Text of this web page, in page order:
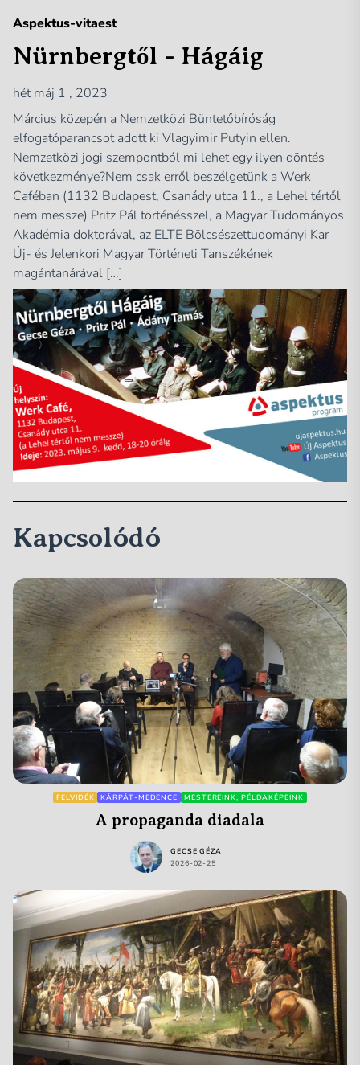
Aspektus-vitaest
Nürnbergtől - Hágáig
hét máj 1 , 2023
Március közepén a Nemzetközi Büntetőbíróság
elfogatóparancsot adott ki Vlagyimir Putyin ellen.
Nemzetközi jogi szempontból mi lehet egy ilyen döntés
következménye?Nem csak erről beszélgetünk a Werk
Caféban (1132 Budapest, Csanády utca 11., a Lehel tértől
nem messze) Pritz Pál történésszel, a Magyar Tudományos
Akadémia doktorával, az ELTE Bölcsészettudományi Kar
Új- és Jelenkori Magyar Történeti Tanszékének
magántanárával […]
Kapcsolódó
FELVIDÉK KÁRPÁT-MEDENCE MESTEREINK, PÉLDAKÉPEINK
A propaganda diadala
GECSE GÉZA
2026-02-25